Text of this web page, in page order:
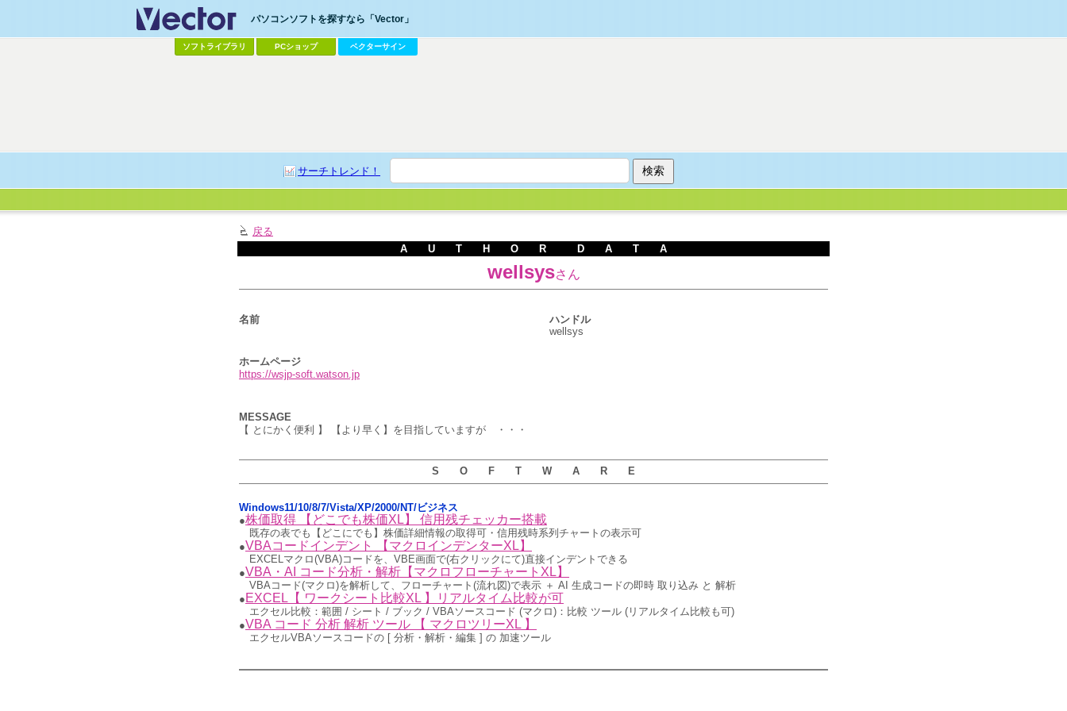
パソコンソフトを探すなら「Vector」
ソフトライブラリ PCショップ ベクターサイン
サーチトレンド！
戻る
A U T H O R D A T A
wellsysさん
名前
ハンドル
wellsys
ホームページ
https://wsjp-soft.watson.jp
MESSAGE
【 とにかく便利 】 【より早く】を目指していますが ・・・
S O F T W A R E
Windows11/10/8/7/Vista/XP/2000/NT/ビジネス
●株価取得 【どこでも株価XL】 信用残チェッカー搭載
既存の表でも【どこにでも】株価詳細情報の取得可・信用残時系列チャートの表示可
●VBAコードインデント 【マクロインデンターXL】
EXCELマクロ(VBA)コードを、VBE画面で(右クリックにて)直接インデントできる
●VBA・AI コード分析・解析【マクロフローチャートXL】
VBAコード(マクロ)を解析して、フローチャート(流れ図)で表示 ＋ AI 生成コードの即時 取り込み と 解析
● EXCEL【 ワークシート比較XL 】リアルタイム比較が可
エクセル比較：範囲 / シート / ブック / VBAソースコード (マクロ)：比較 ツール (リアルタイム比較も可)
●VBA コード 分析 解析 ツール 【 マクロツリーXL 】
エクセルVBAソースコードの [ 分析・解析・編集 ] の 加速ツール